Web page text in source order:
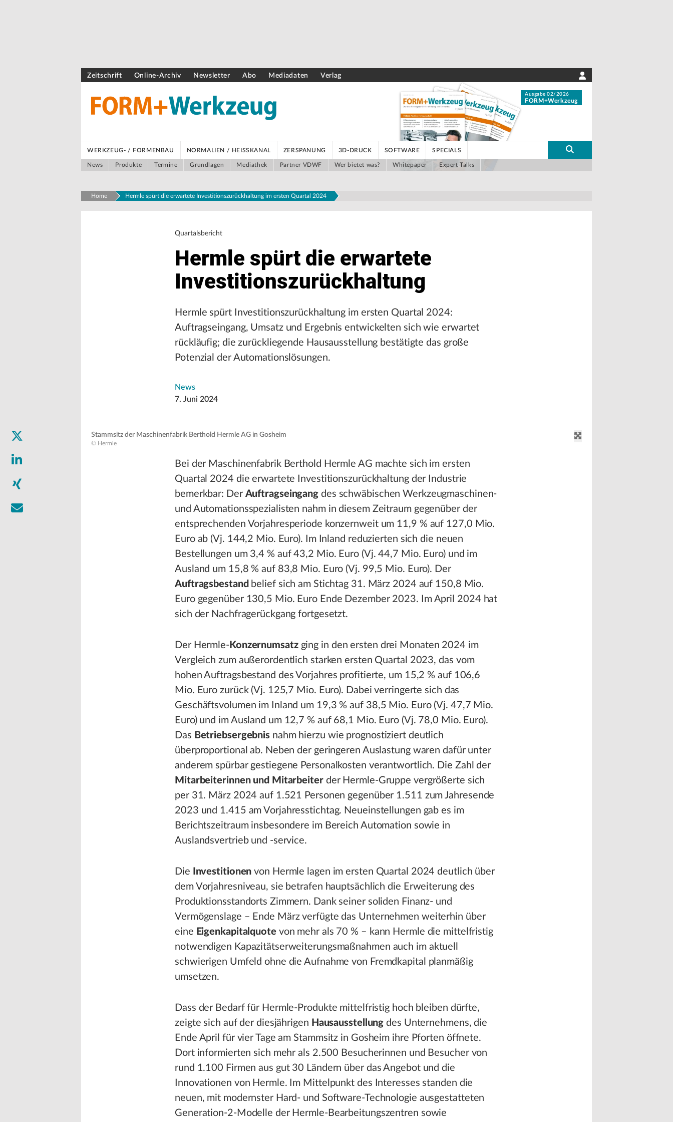
Zeitschrift Online-Archiv Newsletter Abo Mediadaten Verlag
Ausgabe 02/2026
FORM+Werkzeug
WERKZEUG- / FORMENBAU NORMALIEN / HEISSKANAL ZERSPANUNG 3D-DRUCK SOFTWARE SPECIALS
News Produkte Termine Grundlagen Mediathek Partner VDWF Wer bietet was? Whitepaper Expert-Talks
Home Hermle spürt die erwartete Investitionszurückhaltung im ersten Quartal 2024
Quartalsbericht
Hermle spürt die erwartete
Investitionszurückhaltung
Hermle spürt Investitionszurückhaltung im ersten Quartal 2024:
Auftragseingang, Umsatz und Ergebnis entwickelten sich wie erwartet
rückläufig; die zurückliegende Hausausstellung bestätigte das große
Potenzial der Automationslösungen.
News
7. Juni 2024
Stammsitz der Maschinenfabrik Berthold Hermle AG in Gosheim
© Hermle
Bei der Maschinenfabrik Berthold Hermle AG machte sich im ersten
Quartal 2024 die erwartete Investitionszurückhaltung der Industrie
bemerkbar: Der Auftragseingang des schwäbischen Werkzeugmaschinen-
und Automationsspezialisten nahm in diesem Zeitraum gegenüber der
entsprechenden Vorjahresperiode konzernweit um 11,9 % auf 127,0 Mio.
Euro ab (Vj. 144,2 Mio. Euro). Im Inland reduzierten sich die neuen
Bestellungen um 3,4 % auf 43,2 Mio. Euro (Vj. 44,7 Mio. Euro) und im
Ausland um 15,8 % auf 83,8 Mio. Euro (Vj. 99,5 Mio. Euro). Der
Auftragsbestand belief sich am Stichtag 31. März 2024 auf 150,8 Mio.
Euro gegenüber 130,5 Mio. Euro Ende Dezember 2023. Im April 2024 hat
sich der Nachfragerückgang fortgesetzt.
Der Hermle-Konzernumsatzging in den ersten drei Monaten 2024 im
Vergleich zum außerordentlich starken ersten Quartal 2023, das vom
hohen Auftragsbestand des Vorjahres profitierte, um 15,2 % auf 106,6
Mio. Euro zurück (Vj. 125,7 Mio. Euro). Dabei verringerte sich das
Geschäftsvolumen im Inland um 19,3 % auf 38,5 Mio. Euro (Vj. 47,7 Mio.
Euro) und im Ausland um 12,7 % auf 68,1 Mio. Euro (Vj. 78,0 Mio. Euro).
Das Betriebsergebnis nahm hierzu wie prognostiziert deutlich
überproportional ab. Neben der geringeren Auslastung waren dafür unter
anderem spürbar gestiegene Personalkosten verantwortlich. Die Zahl der
Mitarbeiterinnen und Mitarbeiterder Hermle-Gruppe vergrößerte sich
per 31. März 2024 auf 1.521 Personen gegenüber 1.511 zum Jahresende
2023 und 1.415 am Vorjahresstichtag. Neueinstellungen gab es im
Berichtszeitraum insbesondere im Bereich Automation sowie in
Auslandsvertrieb und -service.
Die Investitionen von Hermle lagen im ersten Quartal 2024 deutlich über
dem Vorjahresniveau, sie betrafen hauptsächlich die Erweiterung des
Produktionsstandorts Zimmern. Dank seiner soliden Finanz- und
Vermögenslage – Ende März verfügte das Unternehmen weiterhin über
eine Eigenkapitalquotevon mehr als 70 % – kann Hermle die mittelfristig
notwendigen Kapazitätserweiterungsmaßnahmen auch im aktuell
schwierigen Umfeld ohne die Aufnahme von Fremdkapital planmäßig
umsetzen.
Dass der Bedarf für Hermle-Produkte mittelfristig hoch bleiben dürfte,
zeigte sich auf der diesjährigen Hausausstellung des Unternehmens, die
Ende April für vier Tage am Stammsitz in Gosheim ihre Pforten öffnete.
Dort informierten sich mehr als 2.500 Besucherinnen und Besucher von
rund 1.100 Firmen aus gut 30 Ländern über das Angebot und die
Innovationen von Hermle. Im Mittelpunkt des Interesses standen die
neuen, mit modernster Hard- und Software-Technologie ausgestatteten
Generation-2-Modelle der Hermle-Bearbeitungszentren sowie